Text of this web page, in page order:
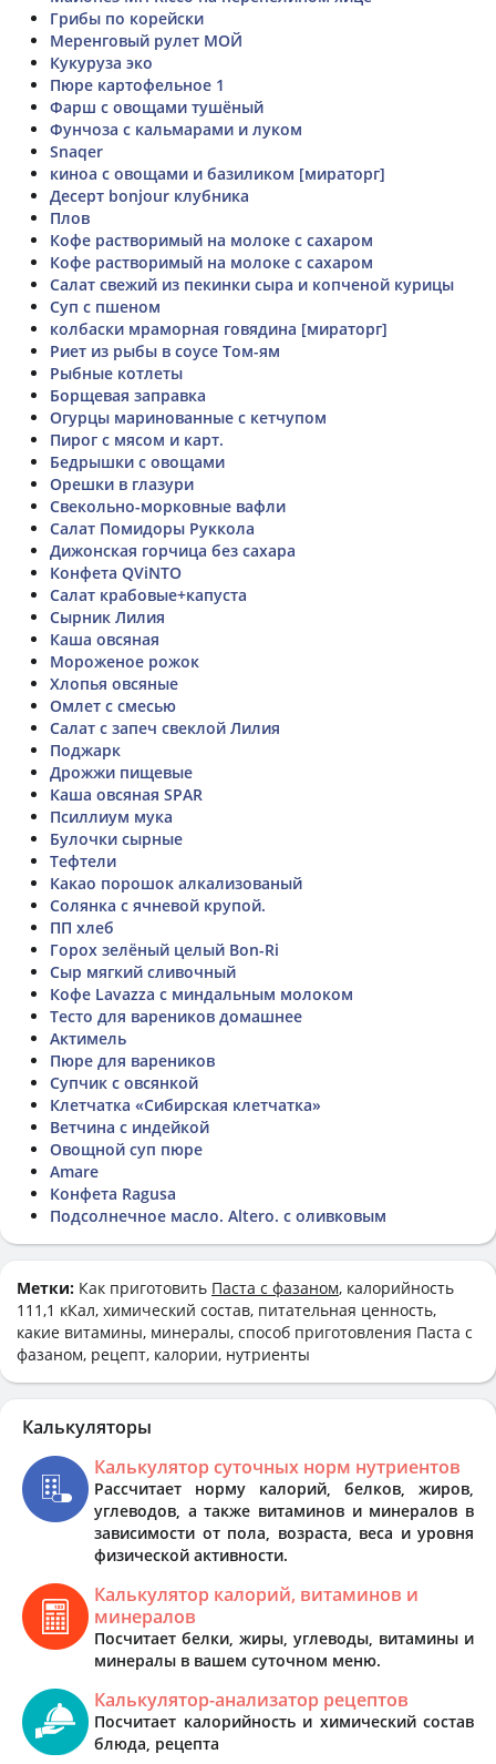
Грибы по корейски
Меренговый рулет МОЙ
Кукуруза эко
Пюре картофельное 1
Фарш с овощами тушёный
Фунчоза с кальмарами и луком
Snaqer
киноа с овощами и базиликом [мираторг]
Десерт bonjour клубника
Плов
Кофе растворимый на молоке с сахаром
Кофе растворимый на молоке с сахаром
Салат свежий из пекинки сыра и копченой курицы
Суп с пшеном
колбаски мраморная говядина [мираторг]
Риет из рыбы в соусе Том-ям
Рыбные котлеты
Борщевая заправка
Огурцы маринованные с кетчупом
Пирог с мясом и карт.
Бедрышки с овощами
Орешки в глазури
Свекольно-морковные вафли
Салат Помидоры Руккола
Дижонская горчица без сахара
Конфета QViNTO
Салат крабовые+капуста
Сырник Лилия
Каша овсяная
Мороженое рожок
Хлопья овсяные
Омлет с смесью
Салат с запеч свеклой Лилия
Поджарк
Дрожжи пищевые
Каша овсяная SPAR
Псиллиум мука
Булочки сырные
Тефтели
Какао порошок алкализованый
Солянка с ячневой крупой.
ПП хлеб
Горох зелёный целый Bon-Ri
Сыр мягкий сливочный
Кофе Lavazza с миндальным молоком
Тесто для вареников домашнее
Актимель
Пюре для вареников
Супчик с овсянкой
Клетчатка «Сибирская клетчатка»
Ветчина с индейкой
Овощной суп пюре
Amare
Конфета Ragusa
Подсолнечное масло. Altero. с оливковым
Метки: Как приготовить Паста с фазаном, калорийность
111,1 кКал, химический состав, питательная ценность,
какие витамины, минералы, способ приготовления Паста с
фазаном, рецепт, калории, нутриенты
Калькуляторы
Калькулятор суточных норм нутриентов
Рассчитает норму калорий, белков, жиров,
углеводов, а также витаминов и минералов в
зависимости от пола, возраста, веса и уровня
физической активности.
Калькулятор калорий, витаминов и
минералов
Посчитает белки, жиры, углеводы, витамины и
минералы в вашем суточном меню.
Калькулятор-анализатор рецептов
Посчитает калорийность и химический состав
блюда, рецепта